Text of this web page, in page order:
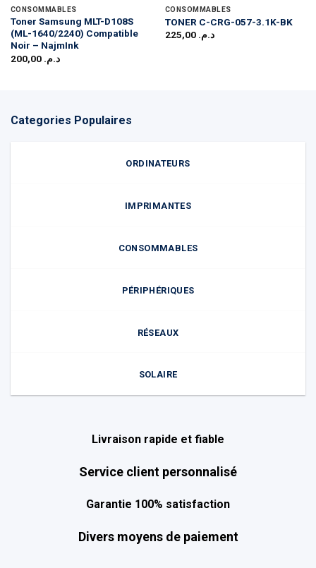
CONSOMMABLES
Toner Samsung MLT-D108S
(ML-1640/2240) Compatible
Noir – NajmInk
د.م. 200,00
CONSOMMABLES
TONER C-CRG-057-3.1K-BK
د.م. 225,00
Categories Populaires
ORDINATEURS
IMPRIMANTES
CONSOMMABLES
PÉRIPHÉRIQUES
RÉSEAUX
SOLAIRE
Livraison rapide et fiable
Service client personnalisé
Garantie 100% satisfaction
Divers moyens de paiement